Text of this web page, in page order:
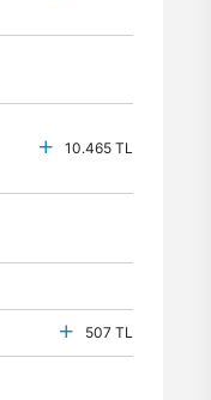
10.465 TL
507 TL